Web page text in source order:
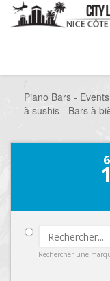
Piano Bars -
à sushis - Bars à
Rechercher une